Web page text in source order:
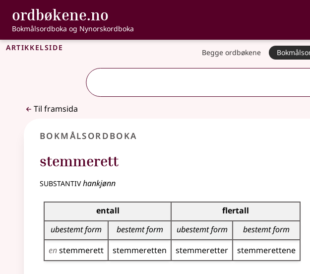
Gå til hovudinnhald
Tilgjenge
ordbøkene.no , Bokmålsordboka og
Bokmålsordboka og Nynorskordboka
Artikkelside Begge ordbøkene
Til framsida
Bokmålsordboka
stemmerett
substantivhankjønn
Bøyingstabell for dette substantivet
entall
flertall
ubestemt form
bestemt form ubestemt form
bestemt form
enstemmerett stemmeretten stemmeretter stemmerettene